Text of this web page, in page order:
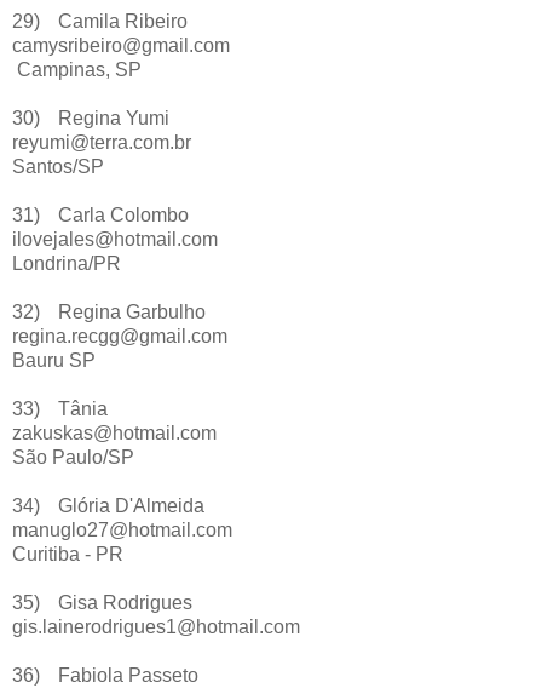
29)
Camila Ribeiro
camysribeiro@gmail.com
Campinas, SP
30)
Regina Yumi
reyumi@terra.com.br
Santos/SP
31)
Carla Colombo
ilovejales@hotmail.com
Londrina/PR
32)
Regina Garbulho
regina.recgg@gmail.com
Bauru SP
33)
Tânia
zakuskas@hotmail.com
São Paulo/SP
34)
Glória D'Almeida
manuglo27@hotmail.com
Curitiba - PR
35)
Gisa Rodrigues
gis.lainerodrigues1@hotmail.com
36)
Fabiola Passeto